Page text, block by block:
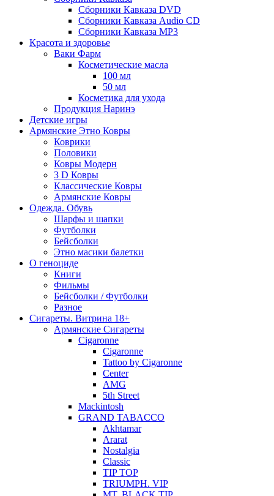
Сборники Кавказа DVD
Сборники Кавказа Audio CD
Сборники Кавказа MP3
Красота и здоровье
Ваки Фарм
Косметические масла
100 мл
50 мл
Косметика для ухода
Продукция Наринэ
Детские игры
Армянские Этно Ковры
Коврики
Половики
Ковры Модерн
3 D Ковры
Классические Ковры
Армянские Ковры
Одежда. Обувь
Шарфы и шапки
Футболки
Бейсболки
Этно масики балетки
О геноциде
Книги
Фильмы
Бейсболки / Футболки
Разное
Сигареты. Витрина 18+
Армянские Сигареты
Cigaronne
Cigaronne
Tattoo by Cigaronne
Center
AMG
5th Street
Mackintosh
GRAND TABACCO
Akhtamar
Ararat
Nostalgia
Classic
TIP TOP
TRIUMPH. VIP